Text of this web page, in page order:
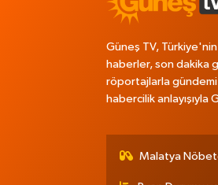
Güneş TV,
haberler, son dakika
röportajlarla gündemi
habercilik anlayışıyla
Malatya